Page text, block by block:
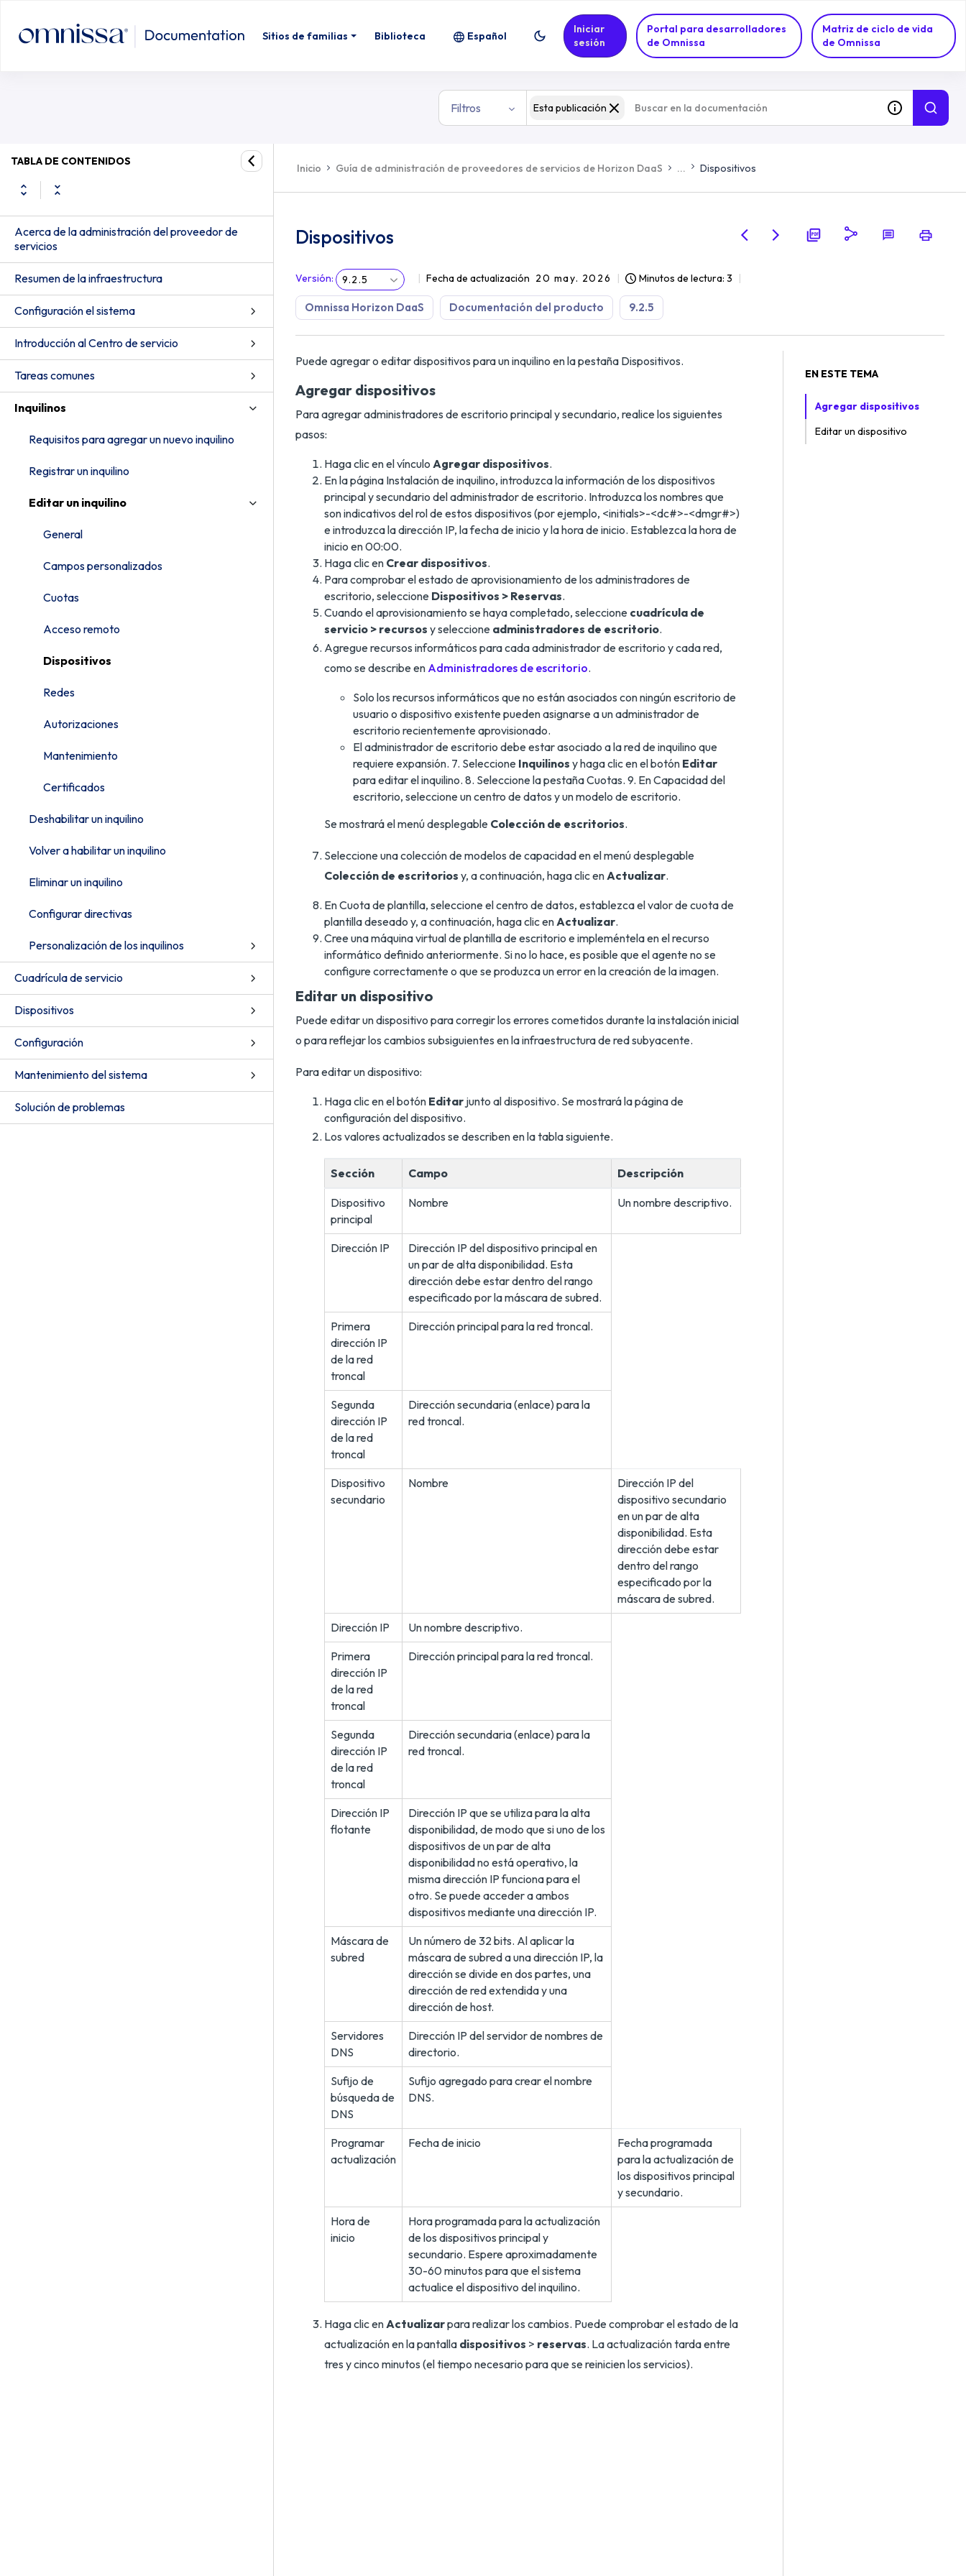
Sitios de familias Biblioteca
Portal para desarrolladores
de Omnissa
Matriz de ciclo de vida
de Omnissa
Español
Iniciar
sesión
Filtros Esta publicación
TABLA DE CONTENIDOS
Acerca de la administración del proveedor de
servicios
Resumen de la infraestructura
Configuración el sistema
Introducción al Centro de servicio
Tareas comunes
Inquilinos
Requisitos para agregar un nuevo inquilino
Registrar un inquilino
Editar un inquilino
General
Campos personalizados
Cuotas
Acceso remoto
Dispositivos
Redes
Autorizaciones
Mantenimiento
Certificados
Deshabilitar un inquilino
Volver a habilitar un inquilino
Eliminar un inquilino
Configurar directivas
Personalización de los inquilinos
Cuadrícula de servicio
Dispositivos
Configuración
Mantenimiento del sistema
Solución de problemas
Inicio Guía de administración de proveedores de servicios de Horizon DaaS ... Dispositivos
Dispositivos
Versión: 9.2.5 Fecha de actualización 20 may. 2026 Minutos de lectura: 3
Omnissa Horizon DaaS Documentación del producto 9.2.5
Puede agregar o editar dispositivos para un inquilino en la pestaña Dispositivos.
Agregar dispositivos
Para agregar administradores de escritorio principal y secundario, realice los siguientes
pasos:
Haga clic en el vínculo Agregar dispositivos.
En la página Instalación de inquilino, introduzca la información de los dispositivos
principal y secundario del administrador de escritorio. Introduzca los nombres que
son indicativos del rol de estos dispositivos (por ejemplo, <initials>-<dc#>-<dmgr#>)
e introduzca la dirección IP, la fecha de inicio y la hora de inicio. Establezca la hora de
inicio en 00:00.
Haga clic en Crear dispositivos.
Para comprobar el estado de aprovisionamiento de los administradores de
escritorio, seleccione Dispositivos > Reservas.
Cuando el aprovisionamiento se haya completado, seleccione cuadrícula de
servicio > recursos y seleccione administradores de escritorio.
Agregue recursos informáticos para cada administrador de escritorio y cada red,
como se describe en Administradores de escritorio.
Solo los recursos informáticos que no están asociados con ningún escritorio de
usuario o dispositivo existente pueden asignarse a un administrador de
escritorio recientemente aprovisionado.
El administrador de escritorio debe estar asociado a la red de inquilino que
requiere expansión. 7. Seleccione Inquilinos y haga clic en el botón Editar
para editar el inquilino. 8. Seleccione la pestaña Cuotas. 9. En Capacidad del
escritorio, seleccione un centro de datos y un modelo de escritorio.
Se mostrará el menú desplegable Colección de escritorios.
Seleccione una colección de modelos de capacidad en el menú desplegable
Colección de escritorios y, a continuación, haga clic enActualizar.
En Cuota de plantilla, seleccione el centro de datos, establezca el valor de cuota de
plantilla deseado y, a continuación, haga clic enActualizar.
Cree una máquina virtual de plantilla de escritorio e impleméntela en el recurso
informático definido anteriormente. Si no lo hace, es posible que el agente no se
configure correctamente o que se produzca un error en la creación de la imagen.
Editar un dispositivo
Puede editar un dispositivo para corregir los errores cometidos durante la instalación inicial
o para reflejar los cambios subsiguientes en la infraestructura de red subyacente.
Para editar un dispositivo:
Haga clic en el botón Editar junto al dispositivo. Se mostrará la página de
configuración del dispositivo.
Los valores actualizados se describen en la tabla siguiente.
Sección Campo Descripción
Dispositivo
principal
Nombre Un nombre descriptivo.
Dirección IP
Dirección IP del dispositivo principal en
un par de alta disponibilidad. Esta
dirección debe estar dentro del rango
especificado por la máscara de subred.
Primera
dirección IP
de la red
troncal
Dirección principal para la red troncal.
Segunda
dirección IP
de la red
troncal
Dirección secundaria (enlace) para la
red troncal.
Dispositivo
secundario
Nombre
Dirección IP del
dispositivo secundario
en un par de alta
disponibilidad. Esta
dirección debe estar
dentro del rango
especificado por la
máscara de subred.
Dirección IP
Un nombre descriptivo.
Primera
dirección IP
de la red
troncal
Dirección principal para la red troncal.
Segunda
dirección IP
de la red
troncal
Dirección secundaria (enlace) para la
red troncal.
Dirección IP
flotante
Dirección IP que se utiliza para la alta
disponibilidad, de modo que si uno de los
dispositivos de un par de alta
disponibilidad no está operativo, la
misma dirección IP funciona para el
otro. Se puede acceder a ambos
dispositivos mediante una dirección IP.
Máscara de
subred
Un número de 32 bits. Al aplicar la
máscara de subred a una dirección IP, la
dirección se divide en dos partes, una
dirección de red extendida y una
dirección de host.
Servidores
DNS
Dirección IP del servidor de nombres de
directorio.
Sufijo de
búsqueda de
DNS
Sufijo agregado para crear el nombre
DNS.
Programar
actualización
Fecha de inicio
Fecha programada
para la actualización de
los dispositivos principal
y secundario.
Hora de
inicio
Hora programada para la actualización
de los dispositivos principal y
secundario. Espere aproximadamente
30-60 minutos para que el sistema
actualice el dispositivo del inquilino.
Haga clic enActualizarpara realizar los cambios. Puede comprobar el estado de la
actualización en la pantalla dispositivos > reservas. La actualización tarda entre
tres y cinco minutos (el tiempo necesario para que se reinicien los servicios).
EN ESTE TEMA
Agregar dispositivos
Editar un dispositivo